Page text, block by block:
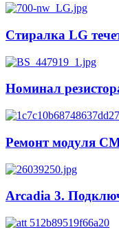
Стиралка LG
Номинал
Ремонт модуля
Arcadia 3.